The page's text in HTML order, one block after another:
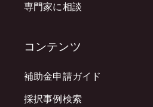
専門家に相談
コンテンツ
補助金申請ガイド
採択事例検索